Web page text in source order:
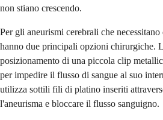
non stiano crescendo.
Per gli aneurismi cerebrali che
hanno due principali opzioni chirurgiche.
posizionamento di una piccola clip
per impedire il flusso di sangue al suo
utilizza sottili fili di platino inseriti
l'aneurisma e bloccare il flusso sanguigno.